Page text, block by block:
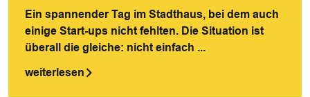
Ein spannender Tag im Stadthaus, bei dem auch
einige Start-ups nicht fehlten. Die Situation ist
überall die gleiche: nicht einfach ...
weiterlesen